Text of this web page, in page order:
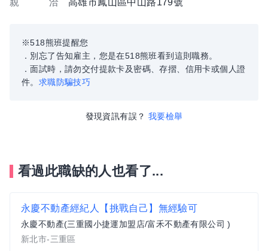
親 洽 高雄市鳳山區中山路179號
※518熊班提醒您
．別忘了告知雇主，您是在518熊班看到這則職務。
．面試時，請勿交付提款卡及密碼、存摺、信用卡或個人證
件。 求職防騙技巧
發現資訊有誤？ 我要檢舉
看過此職缺的人也看了...
永慶不動產經紀人【挑戰自己】無經驗可
永慶不動產(三重國小捷運加盟店/富禾不動產有限公司 )
新北市-三重區